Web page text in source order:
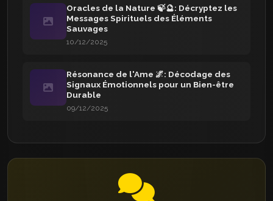
Oracles de la Nature 🍃🔮: Décryptez les
Messages Spirituels des Éléments
Sauvages
10/12/2025
Résonance de l'Ame 🌌: Décodage des
Signaux Émotionnels pour un Bien-être
Durable
09/12/2025